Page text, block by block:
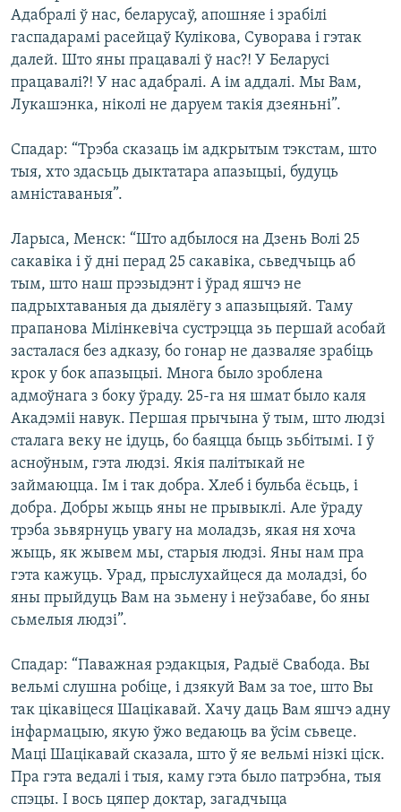
Адабралі ў нас, беларусаў, апошняе і зрабілі
гаспадарамі расейцаў Кулікова, Суворава і гэтак
далей. Што яны працавалі ў нас?! У Беларусі
працавалі?! У нас адабралі. А ім аддалі. Мы Вам,
Лукашэнка, ніколі не даруем такія дзеяньні”.
Спадар: “Трэба сказаць ім адкрытым тэкстам, што
тыя, хто здасьць дыктатара апазыцыі, будуць
амніставаныя”.
Ларыса, Менск: “Што адбылося на Дзень Волі 25
сакавіка і ў дні перад 25 сакавіка, сьведчыць аб
тым, што наш прэзыдэнт і ўрад яшчэ не
падрыхтаваныя да дыялёгу з апазыцыяй. Таму
прапанова Мілінкевіча сустрэцца зь першай асобай
засталася без адказу, бо гонар не дазваляе зрабіць
крок у бок апазыцыі. Многа было зроблена
адмоўнага з боку ўраду. 25-га ня шмат было каля
Акадэміі навук. Першая прычына ў тым, што людзі
сталага веку не ідуць, бо баяцца быць зьбітымі. І ў
асноўным, гэта людзі. Якія палітыкай не
займаюцца. Ім і так добра. Хлеб і бульба ёсьць, і
добра. Добры жыць яны не прывыклі. Але ўраду
трэба зьвярнуць увагу на моладзь, якая ня хоча
жыць, як жывем мы, старыя людзі. Яны нам пра
гэта кажуць. Урад, прыслухайцеся да моладзі, бо
яны прыйдуць Вам на зьмену і неўзабаве, бо яны
сьмелыя людзі”.
Спадар: “Паважная рэдакцыя, Радыё Свабода. Вы
вельмі слушна робіце, і дзякуй Вам за тое, што Вы
так цікавіцеся Шацікавай. Хачу даць Вам яшчэ адну
інфармацыю, якую ўжо ведаюць ва ўсім сьвеце.
Маці Шацікавай сказала, што ў яе вельмі нізкі ціск.
Пра гэта ведалі і тыя, каму гэта было патрэбна, тыя
спэцы. І вось цяпер доктар, загадчыца